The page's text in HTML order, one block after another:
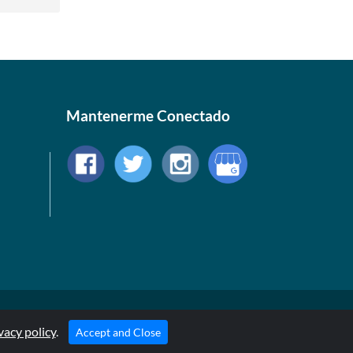
Mantenerme Conectado
© 1999-2026, AllStarHealth.com | All Rights Reserved
* Estas declaraciones no han sido evaluadas por la FDA
policy. Accept and Close